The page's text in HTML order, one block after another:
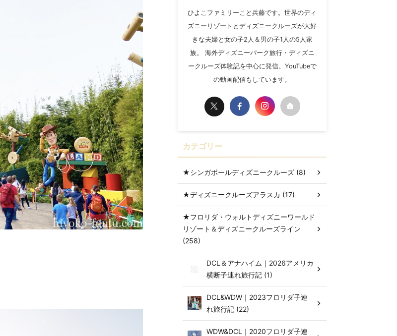
ひよこファミリーこと兵藤です。世界のディ
ズニーリゾートとディズニークルーズが大好
きな夫婦と女の子2人＆男の子1人の5人家
族。 海外ディズニーパーク旅行・ディズニ
ークルーズ体験記を中心に発信。YouTubeで
の動画配信もしています。
カテゴリー
★シンガポールディズニークルーズ (8)
★ディズニークルーズアラスカ (17)
★フロリダ・ウォルトディズニーワールド
リゾート＆ディズニークルーズライン
(258)
DCL＆アナハイム｜2026アメリカ
横断子連れ旅行記 (1)
DCL&WDW｜2023フロリダ子連
れ旅行記 (22)
WDW&DCL｜2020フロリダ子連